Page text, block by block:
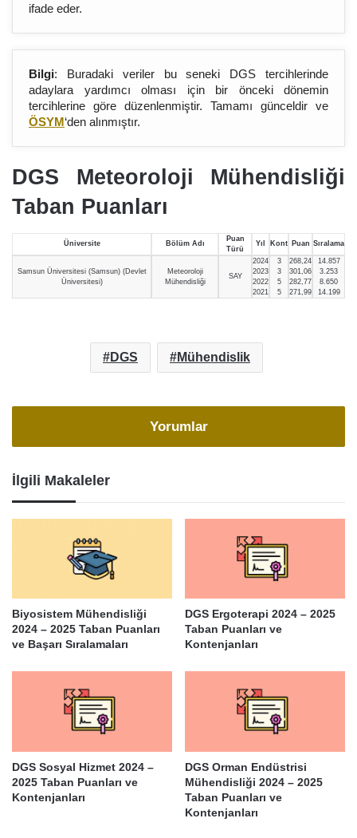
ifade eder.
Bilgi: Buradaki veriler bu seneki DGS tercihlerinde
adaylara yardımcı olması için bir önceki dönemin
tercihlerine göre düzenlenmiştir. Tamamı günceldir ve
ÖSYM‘den alınmıştır.
DGS Meteoroloji Mühendisliği
Taban Puanları
Üniversite Bölüm Adı
Puan
Türü
Yıl Kont Puan Sıralama
Samsun Üniversitesi (Samsun) (Devlet
Üniversitesi)
Meteoroloji
Mühendisliği
SAY
2024
2023
2022
2021
3
3
5
5
268,24
301,06
282,77
271,99
14.857
3.253
8.650
14.199
DGS Mühendislik
Yorumlar
İlgili Makaleler
Biyosistem Mühendisliği
2024 – 2025 Taban Puanları
ve Başarı Sıralamaları
DGS Ergoterapi 2024 – 2025
Taban Puanları ve
Kontenjanları
DGS Sosyal Hizmet 2024 –
2025 Taban Puanları ve
Kontenjanları
DGS Orman Endüstrisi
Mühendisliği 2024 – 2025
Taban Puanları ve
Kontenjanları